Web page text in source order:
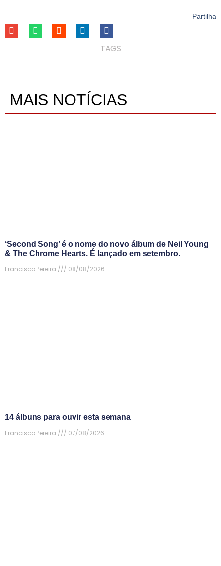
Partilha
TAGS
MAIS NOTÍCIAS
‘Second Song’ é o nome do novo álbum de Neil Young
& The Chrome Hearts. É lançado em setembro.
Francisco Pereira
08/08/2026
14 álbuns para ouvir esta semana
Francisco Pereira
07/08/2026